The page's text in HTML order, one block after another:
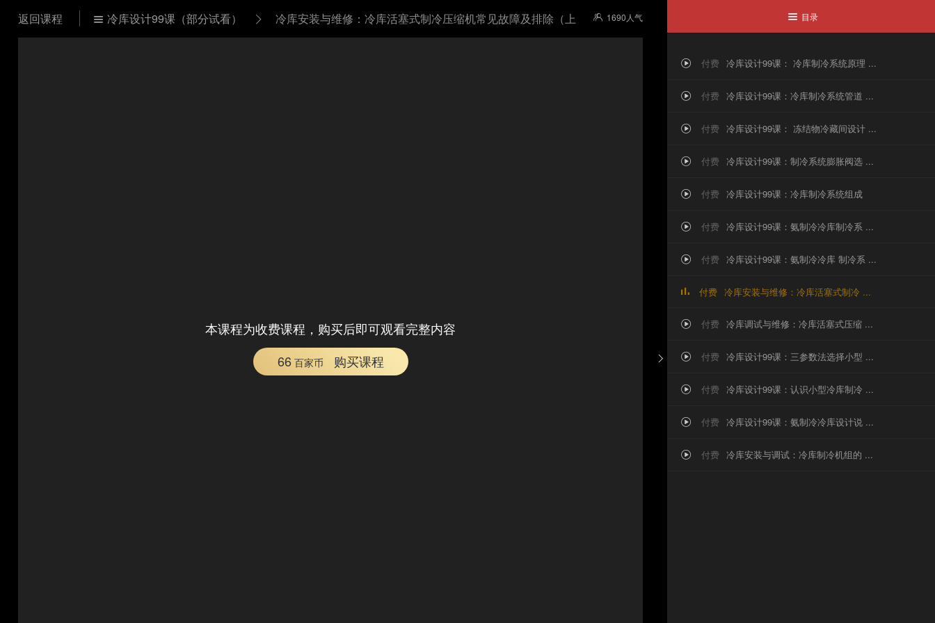
 1690 人气
返回课程  冷库设计99课（部分试看）  冷库安装与维修：冷库活塞式制冷压缩机常见故障及排除（上
本课程为收费课程，购买后即可观看完整内容
66百家币 购买课程 
 目录
 付费 冷库设计99课： 冷库制冷系统原理 ...
 付费 冷库设计99课：冷库制冷系统管道 ...
 付费 冷库设计99课： 冻结物冷藏间设计 ...
 付费 冷库设计99课：制冷系统膨胀阀选 ...
 付费 冷库设计99课：冷库制冷系统组成
 付费 冷库设计99课：氨制冷冷库制冷系 ...
 付费 冷库设计99课：氨制冷冷库 制冷系 ...
付费 冷库安装与维修：冷库活塞式制冷 ...
 付费 冷库调试与维修：冷库活塞式压缩 ...
 付费 冷库设计99课：三参数法选择小型 ...
 付费 冷库设计99课：认识小型冷库制冷 ...
 付费 冷库设计99课：氨制冷冷库设计说 ...
 付费 冷库安装与调试：冷库制冷机组的 ...